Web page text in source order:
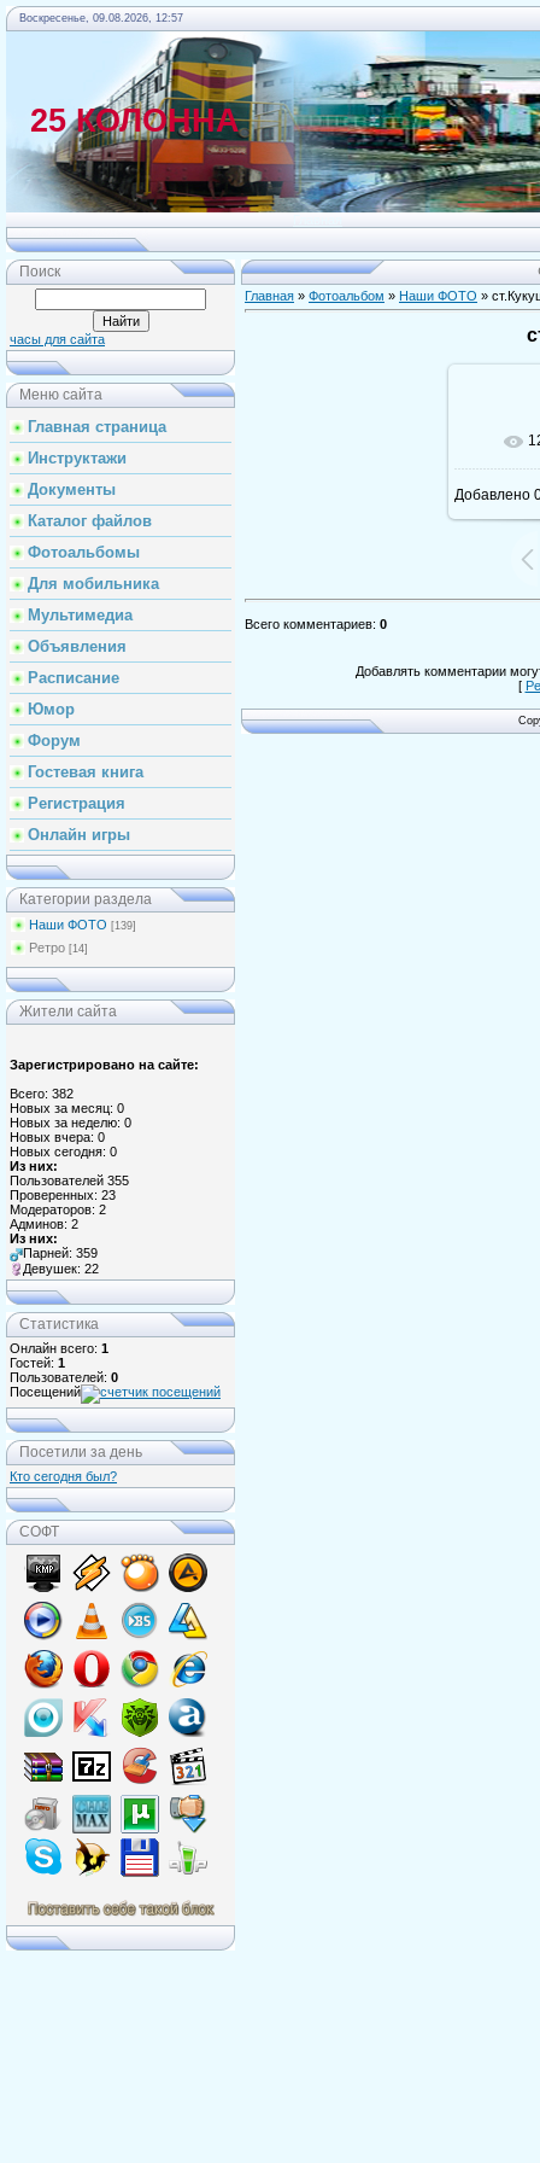
Воскресенье, 09.08.2026, 12:57
25 КОЛОННА
Поиск
часы для сайта
Меню сайта
Главная страница
Инструктажи
Документы
Каталог файлов
Фотоальбомы
Для мобильника
Мультимедиа
Объявления
Расписание
Юмор
Форум
Гостевая книга
Регистрация
Онлайн игры
Категории раздела
Наши ФОТО [139]
Ретро [14]
Жители сайта
Зарегистрировано на сайте:
Всего: 382
Новых за месяц: 0
Новых за неделю: 0
Новых вчера: 0
Новых сегодня: 0
Из них:
Пользователей 355
Проверенных: 23
Модераторов: 2
Админов: 2
Из них:
Парней: 359
Девушек: 22
Статистика
Онлайн всего: 1
Гостей: 1
Пользователей: 0
Посещений
Посетили за день
Кто сегодня был?
СОФТ
Главная » Фотоальбом » Наши ФОТО »
Добавлено
Всего комментариев: 0
Добавлять комментарии
[